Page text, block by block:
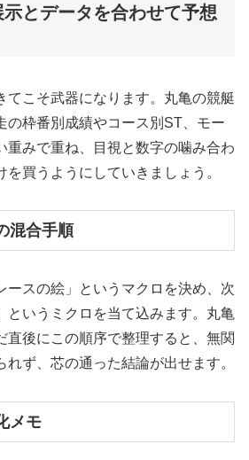
とデータを合わせて予想
てこそ武器になります。丸亀の競艇
の枠番別成績やコース別ST、モー
重みで重ね、目視と数字の噛み合わ
買うようにしていきましょう。
混合手順
ースの絵」というマクロを決め、次
というミクロを当て込みます。丸亀
直後にこの順序で整理すると、無関
ず、芯の通った結論が出せます。
メモ